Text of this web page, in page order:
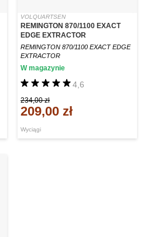
VOLQUARTSEN
REMINGTON 870/1100 EXACT
EDGE EXTRACTOR
REMINGTON 870/1100 EXACT EDGE
EXTRACTOR
Wyciągi
4,6
W magazynie
234,00 zł
209,00 zł